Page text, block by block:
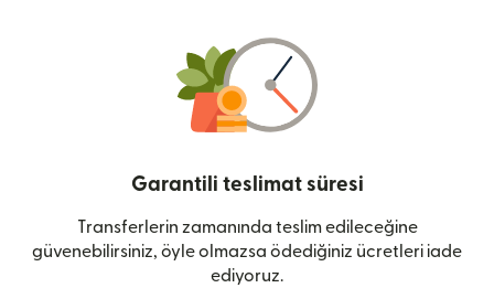
Garantili teslimat süresi
Transferlerin zamanında teslim edileceğine
güvenebilirsiniz, öyle olmazsa ödediğiniz ücretleri iade
ediyoruz.